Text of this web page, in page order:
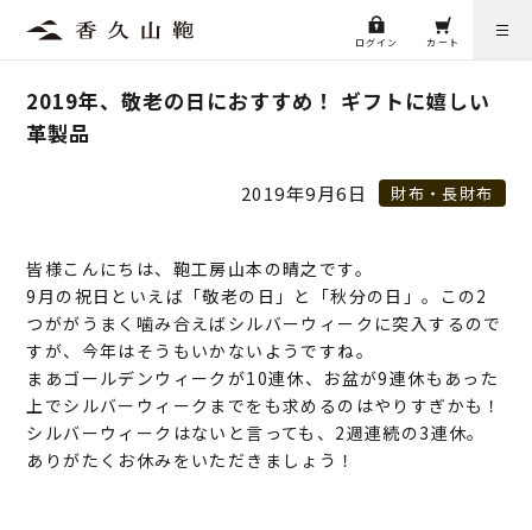
ログイン カート
2019年、敬老の日におすすめ！ ギフトに嬉しい
革製品
2019年9月6日 財布・長財布
皆様こんにちは、鞄工房山本の晴之です。
9月の祝日といえば「敬老の日」と「秋分の日」。この2
つががうまく噛み合えばシルバーウィークに突入するので
すが、今年はそうもいかないようですね。
まあゴールデンウィークが10連休、お盆が9連休もあった
上でシルバーウィークまでをも求めるのはやりすぎかも！
シルバーウィークはないと言っても、2週連続の3連休。
ありがたくお休みをいただきましょう！